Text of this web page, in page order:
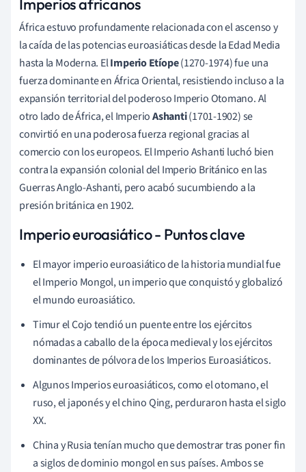
Imperios africanos
África estuvo profundamente relacionada con el ascenso y
la caída de las potencias euroasiáticas desde la Edad Media
hasta la Moderna. ElImperio Etíope(1270-1974) fue una
fuerza dominante en África Oriental, resistiendo incluso a la
expansión territorial del poderoso Imperio Otomano. Al
otro lado de África, el ImperioAshanti(1701-1902) se
convirtió en una poderosa fuerza regional gracias al
comercio con los europeos. El Imperio Ashanti luchó bien
contra la expansión colonial del Imperio Británico en las
Guerras Anglo-Ashanti, pero acabó sucumbiendo a la
presión británica en 1902.
Imperio euroasiático - Puntos clave
El mayor imperio euroasiático de la historia mundial fue
el Imperio Mongol, un imperio que conquistó y globalizó
el mundo euroasiático.
Timur el Cojo tendió un puente entre los ejércitos
nómadas a caballo de la época medieval y los ejércitos
dominantes de pólvora de los Imperios Euroasiáticos.
Algunos Imperios euroasiáticos, como el otomano, el
ruso, el japonés y el chino Qing, perduraron hasta el siglo
XX.
China y Rusia tenían mucho que demostrar tras poner fin
a siglos de dominio mongol en sus países. Ambos se